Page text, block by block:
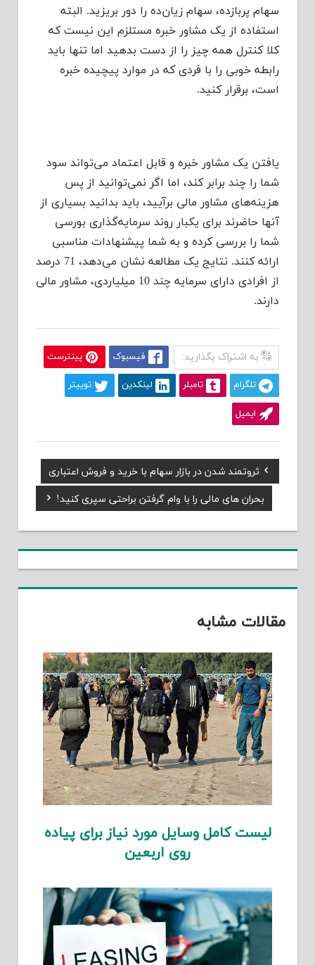
سهام پربازده، سهام زیان‌ده را دور بریزید. البته
استفاده از یک مشاور خبره مستلزم این نیست که
کلا کنترل همه چیز را از دست بدهید اما تنها باید
رابطه خوبی را با فردی که در موارد پیچیده خبره
است، برقرار کنید.
یافتن یک مشاور خبره و قابل اعتماد می‌تواند سود
شما را چند برابر کند، اما اگر نمی‌توانید از پس
هزینه‌های مشاور مالی برآیید، باید بدانید بسیاری از
آنها حاضرند برای یکبار روند سرمایه‌گذاری بورسی
شما را بررسی کرده و به شما پیشنهادات مناسبی
ارائه کنند. نتایج یک مطالعه نشان می‌دهد، 71 درصد
از افرادی دارای سرمایه چند 10 میلیاردی، مشاور مالی
دارند.
به اشتراک بگذارید: فیسبوک پینترست
تلگرام تامبلر لینکدین توییتر
ایمیل
راهبری
نوشته
Previous
Post:
ثروتمند شدن در بازار سهام با خرید‌ و‌ فروش اعتباری
Next
Post:
بحران های مالی را با وام گرفتن براحتی سپری کنید!
مقالات مشابه
لیست کامل وسایل مورد نیاز برای پیاده
روی اربعین